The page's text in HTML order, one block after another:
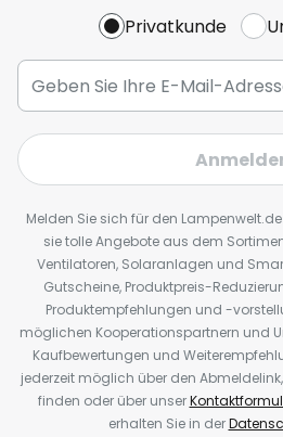
Privatkunde
Melden Sie sich für den
sie tolle Angebote aus dem
Ventilatoren, Solaranlagen und
Gutscheine, Produktpreis-
Produktempfehlungen und -
möglichen Kooperationspartnern und
Kaufbewertungen und
jederzeit möglich über den
finden oder über unser
erhalten Sie in der